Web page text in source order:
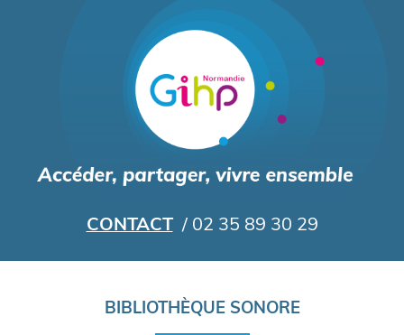
au
contenu
principal
CONTACT / 02 35 89 30 29
BIBLIOTHÈQUE SONORE